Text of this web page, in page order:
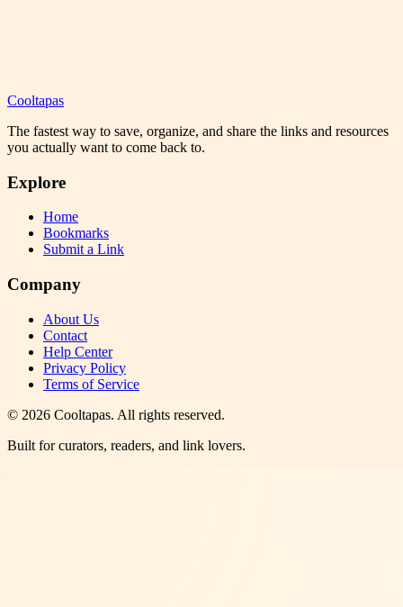
Cooltapas
The fastest way to save, organize, and share the links and resources
you actually want to come back to.
Explore
Home
Bookmarks
Submit a Link
Company
About Us
Contact
Help Center
Privacy Policy
Terms of Service
© 2026 Cooltapas. All rights reserved.
Built for curators, readers, and link lovers.